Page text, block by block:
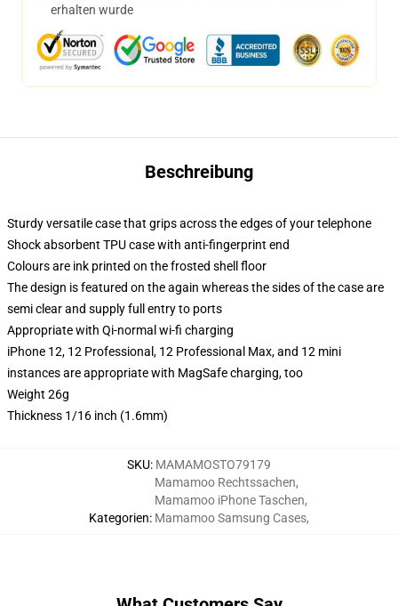
erhalten wurde
Beschreibung
Sturdy versatile case that grips across the edges of your telephone
Shock absorbent TPU case with anti-fingerprint end
Colours are ink printed on the frosted shell floor
The design is featured on the again whereas the sides of the case are
semi clear and supply full entry to ports
Appropriate with Qi-normal wi-fi charging
iPhone 12, 12 Professional, 12 Professional Max, and 12 mini
instances are appropriate with MagSafe charging, too
Weight 26g
Thickness 1/16 inch (1.6mm)
SKU: MAMAMOSTO79179
Kategorien:
Mamamoo Rechtssachen,
Mamamoo iPhone Taschen,
Mamamoo Samsung Cases,